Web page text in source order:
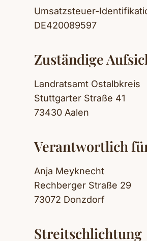
Umsatzsteuer-
DE420089597
Zuständige
Landratsamt Ostalbkreis
Stuttgarter Straße 41
73430 Aalen
Verantwortlich
Anja Meyknecht
Rechberger Straße 29
73072 Donzdorf
Streitschlichtung